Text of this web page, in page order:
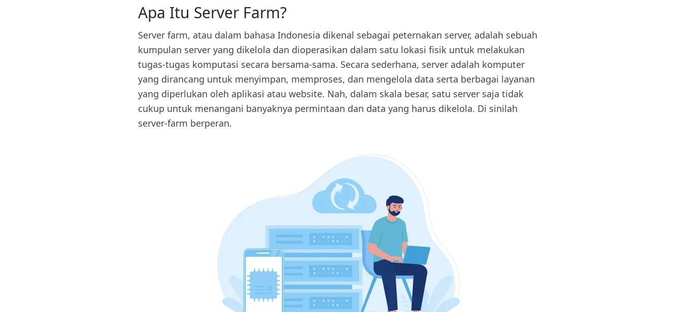
Apa Itu Server Farm?
Server farm, atau dalam bahasa Indonesia dikenal sebagai peternakan server, adalah sebuah
kumpulan server yang dikelola dan dioperasikan dalam satu lokasi fisik untuk melakukan
tugas-tugas komputasi secara bersama-sama. Secara sederhana, server adalah komputer
yang dirancang untuk menyimpan, memproses, dan mengelola data serta berbagai layanan
yang diperlukan oleh aplikasi atau website. Nah, dalam skala besar, satu server saja tidak
cukup untuk menangani banyaknya permintaan dan data yang harus dikelola. Di sinilah
server-farm berperan.